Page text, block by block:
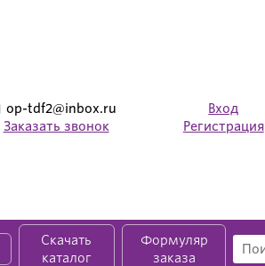
op-tdf2@inbox.ru
Заказать звонок
Вход
Регистрация
Скачать
каталог
Формуляр
заказа